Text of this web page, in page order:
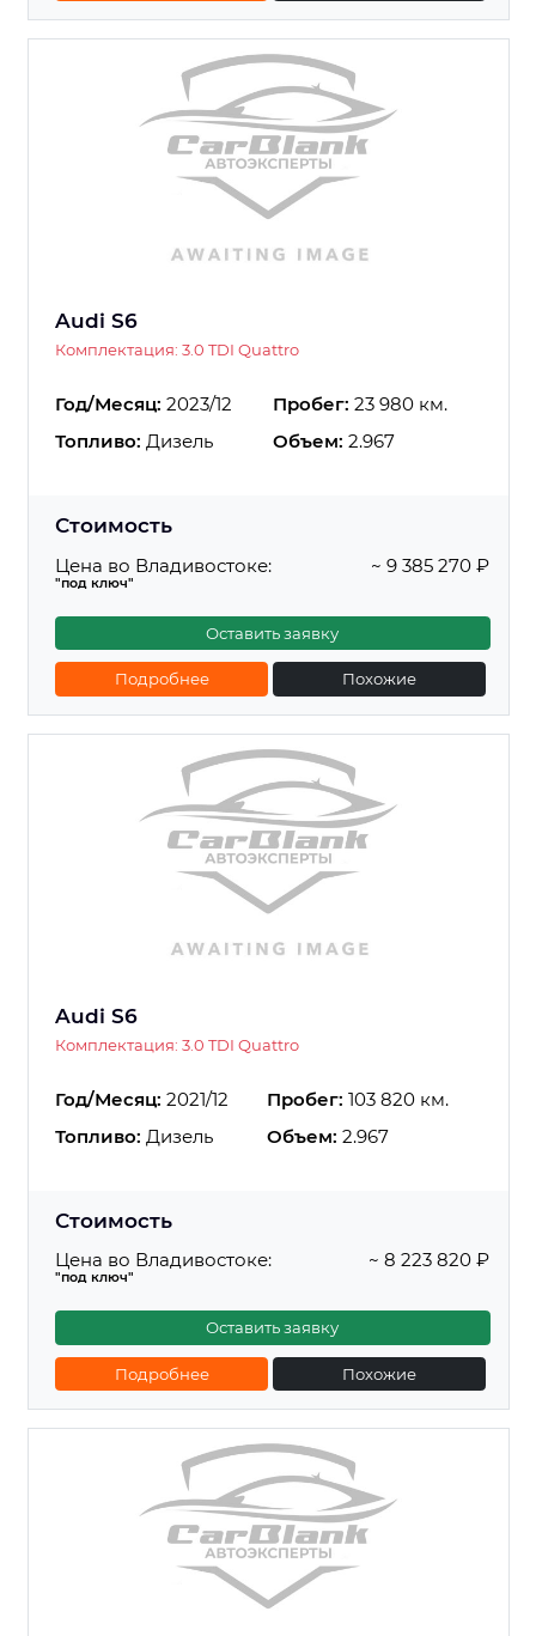
Audi S6
Комплектация: 3.0 TDI Quattro
Год/Месяц: 2023/12 Пробег: 23 980 км.
Топливо: Дизель Объем: 2.967
Стоимость
Цена во Владивостоке:
"под ключ"
~ 9 385 270 ₽
Оставить заявку
Подробнее Похожие
Audi S6
Комплектация: 3.0 TDI Quattro
Год/Месяц: 2021/12 Пробег: 103 820 км.
Топливо: Дизель Объем: 2.967
Стоимость
Цена во Владивостоке:
"под ключ"
~ 8 223 820 ₽
Оставить заявку
Подробнее Похожие